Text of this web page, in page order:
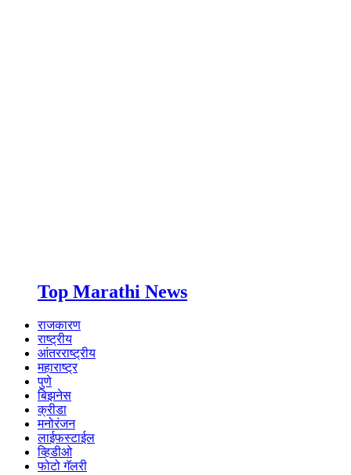
Top Marathi News
राजकारण
राष्ट्रीय
आंतरराष्ट्रीय
महाराष्ट्र
पुणे
बिझनेस
क्रीडा
मनोरंजन
लाईफस्टाईल
व्हिडीओ
फोटो गॅलरी